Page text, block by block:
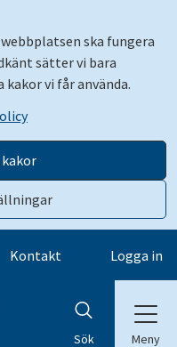
ska fungera
sätter vi bara
kakor vi får använda.
Kontakt Logga in
Sök Meny